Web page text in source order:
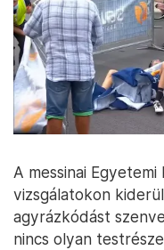
A messinai
vizsgálatokon
agyrázkódást
nincs olyan